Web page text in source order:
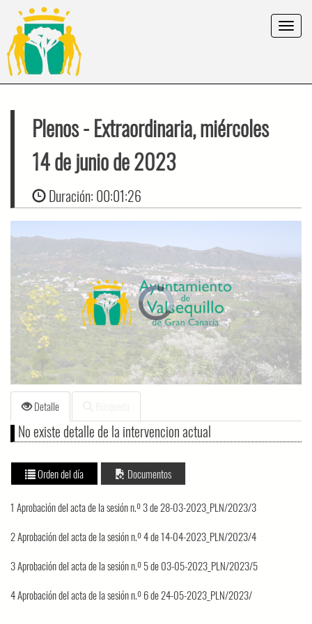
Toggle
Plenos- Extraordinaria, miércoles
14 de junio de 2023
Duración: 00:01:26
Video
Player
is
loading.
Detalle
No existe detalle de la intervencion actual
Orden del día Documentos
1 Aprobación del acta de la sesión n.º 3 de 28-03-2023_PLN/2023/3
2 Aprobación del acta de la sesión n.º 4 de 14-04-2023_PLN/2023/4
3 Aprobación del acta de la sesión n.º 5 de 03-05-2023_PLN/2023/5
4 Aprobación del acta de la sesión n.º 6 de 24-05-2023_PLN/2023/